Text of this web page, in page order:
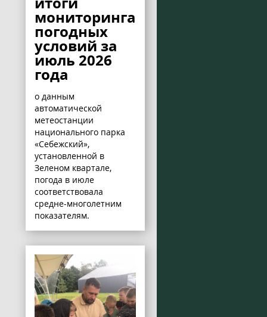
мониторинга
погодных
условий за
июль 2026
года
о данным
автоматической
метеостанции
национального парка
«Себежский»,
установленной в
Зеленом квартале,
погода в июле
соответствовала
средне-многолетним
показателям.